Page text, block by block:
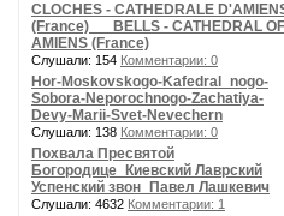
CLOCHES - CATHEDRALE
(France) __ BELLS - CATHEDRAL OF
AMIENS (France)
Слушали: 154 Комментарии: 0
Hor-Moskovskogo-Kafedral_nogo-
Sobora-Neporochnogo-Zachatiya-
Devy-Marii-Svet-Nevechern
Слушали: 138 Комментарии: 0
Похвала Пресвятой
Богородице_Киевский Лаврский
Успенский звон_Павел Лашкевич
Слушали: 4632 Комментарии: 1